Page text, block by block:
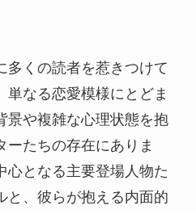
多くの読者を惹きつけて
単なる恋愛模様にとどま
景や複雑な心理状態を抱
ーたちの存在にありま
心となる主要登場人物た
と、彼らが抱える内面的